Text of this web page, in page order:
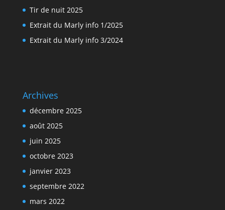
Tir de nuit 2025
Extrait du Marly info 1/2025
Extrait du Marly info 3/2024
Archives
décembre 2025
août 2025
juin 2025
octobre 2023
janvier 2023
septembre 2022
mars 2022